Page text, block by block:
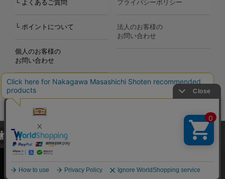
└ よくあるご質問
└ ポイントについて
個人のお客様の
お問い合わせ
プライバシーポリシー
法人のお客様の
お問い合わせ
Copyright©2000-2026
Nakagawa Masashichi Shoten All Rights Reserved.
当サイトでは、当サイト内における閲覧履歴・属性情報などの取得およ
び利便性向上のためにクッキー（Cookie）を使用いたします。詳細に
関しては「プライバシーポリシー
承諾する